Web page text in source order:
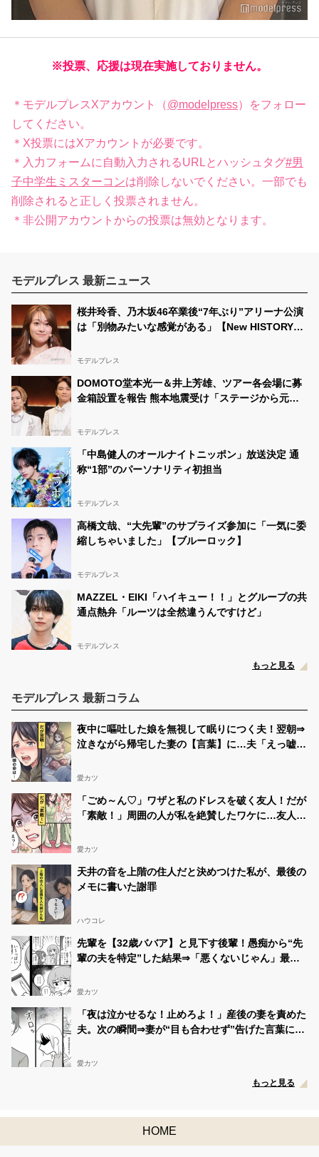
※投票、応援は現在実施しておりません。
＊モデルプレスXアカウント（@modelpress）をフォロー
してください。
＊X投票にはXアカウントが必要です。
＊入力フォームに自動入力されるURLとハッシュタグ#男
子中学生ミスターコンは削除しないでください。一部でも
削除されると正しく投票されません。
＊非公開アカウントからの投票は無効となります。
モデルプレス 最新ニュース
桜井玲香、乃木坂46卒業後“7年ぶり”アリーナ公演
は「別物みたいな感覚がある」【New HISTORY
モデルプレス
DOMOTO堂本光一＆井上芳雄、ツアー各会場に募
金箱設置を報告 熊本地震受け「ステージから元気
モデルプレス
「中島健人のオールナイトニッポン」放送決定 通
称“1部”のパーソナリティ初担当
モデルプレス
高橋文哉、“大先輩”のサプライズ参加に「一気に委
縮しちゃいました」【ブルーロック】
モデルプレス
MAZZEL・EIKI「ハイキュー！！」とグループの共
通点熱弁「ルーツは全然違うんですけど」
モデルプレス
もっと見る
モデルプレス 最新コラム
夜中に嘔吐した娘を無視して眠りにつく夫！翌朝⇒
泣きながら帰宅した妻の【言葉】に…夫「えっ嘘だ
愛カツ
「ごめ～ん♡」ワザと私のドレスを破く友人！だが
「素敵！」周囲の人が私を絶賛したワケに…友人
愛カツ
天井の音を上階の住人だと決めつけた私が、最後の
メモに書いた謝罪
ハウコレ
先輩を【32歳ババア】と見下す後輩！愚痴から“先
輩の夫を特定”した結果⇒「悪くないじゃん」最悪
愛カツ
「夜は泣かせるな！止めろよ！」産後の妻を責めた
夫。次の瞬間⇒妻が“目も合わせず”告げた言葉に…
愛カツ
もっと見る
HOME